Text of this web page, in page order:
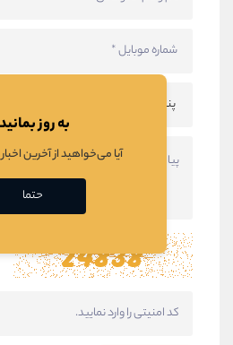
به روز
آیا می‌خواهید از آخرین
حتما